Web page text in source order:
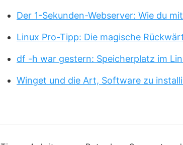
Der 1-Sekunden-Webserver: Wie du
Linux Pro-Tipp: Die magische
df -h war gestern: Speicherplatz im
Winget und die Art, Software zu